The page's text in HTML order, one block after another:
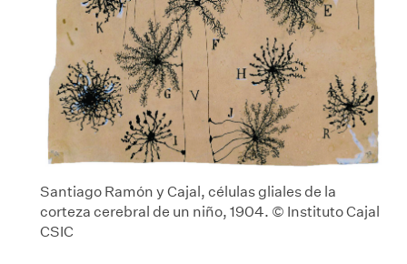
Santiago Ramón y Cajal, células gliales de la
corteza cerebral de un niño, 1904. © Instituto Cajal
CSIC